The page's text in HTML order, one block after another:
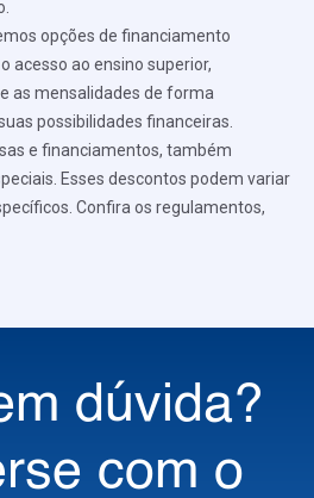
opções de financiamento
acesso ao ensino superior,
as mensalidades de forma
possibilidades financeiras.
e financiamentos, também
Esses descontos podem variar
Confira os regulamentos,
dúvida?
com o